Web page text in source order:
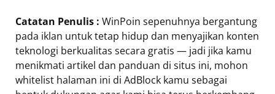
Catatan Penulis : WinPoin sepenuhnya bergantung
pada iklan untuk tetap hidup dan menyajikan konten
teknologi berkualitas secara gratis — jadi jika kamu
menikmati artikel dan panduan di situs ini, mohon
whitelist halaman ini di AdBlock kamu sebagai